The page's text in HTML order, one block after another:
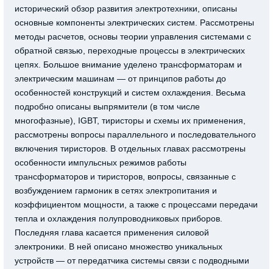
исторический обзор развития электротехники, описаны
основные компоненты электрических систем. Рассмотрены
методы расчетов, основы теории управления системами с
обратной связью, переходные процессы в электрических
цепях. Большое внимание уделено трансформаторам и
электрическим машинам — от принципов работы до
особенностей конструкций и систем охлаждения. Весьма
подробно описаны выпрямители (в том числе
многофазные), IGBT, тиристоры и схемы их применения,
рассмотрены вопросы параллельного и последовательного
включения тиристоров. В отдельных главах рассмотрены
особенности импульсных режимов работы
трансформаторов и тиристоров, вопросы, связанные с
возбуждением гармоник в сетях электропитания и
коэффициентом мощности, а также с процессами передачи
тепла и охлаждения полупроводниковых приборов.
Последняя глава касается применения силовой
электроники. В ней описано множество уникальных
устройств — от передатчика системы связи с подводными